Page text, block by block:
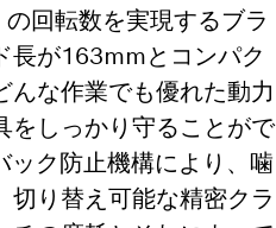
回転数を実現するブラ
長が163mmとコンパク
な作業でも優れた動力
をしっかり守ることがで
ク防止機構により、噛
り替え可能な精密クラ